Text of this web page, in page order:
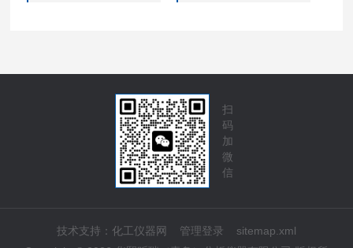
扫
码
加
微
信
技术支持： 化工仪器网 管理登录
sitemap.xml